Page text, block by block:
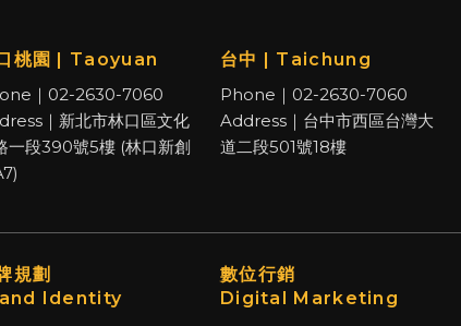
桃園 | Taoyuan
｜02-2630-7060
｜新北市林口區文化
一段390號5樓 (林口新創
台中 | Taichung
Phone｜02-2630-7060
Address｜台中市西區台灣大
道二段501號18樓
規劃
Identity
數位行銷
Digital Marketing